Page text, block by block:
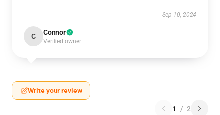
Sep 10, 2024
C Connor
Verified owner
Write your review
1 / 2